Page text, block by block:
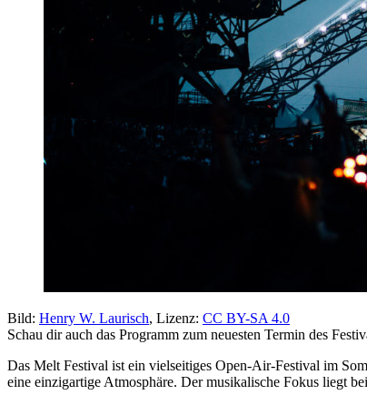
Bild: Henry W. Laurisch, Lizenz: CC BY-SA 4.0
Schau dir auch das Programm zum neuesten Termin des
Das Melt Festival ist ein vielseitiges Open-Air-Festival im
eine einzigartige Atmosphäre. Der musikalische Fokus liegt